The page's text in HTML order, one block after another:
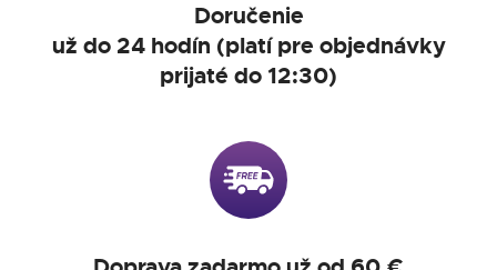
Doručenie
už do 24 hodín (platí pre objednávky
prijaté do 12:30)